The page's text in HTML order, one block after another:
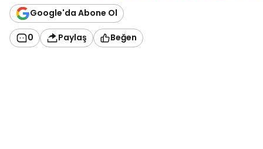
Google'da Abone Ol
0 Paylaş Beğen